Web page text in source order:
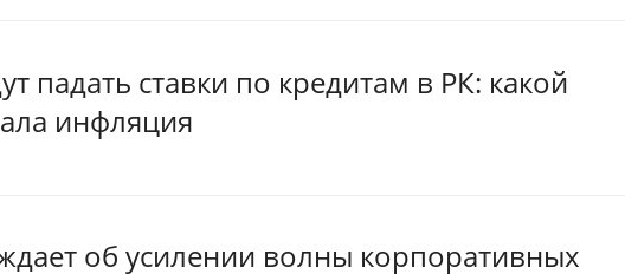
падать ставки по кредитам в РК: какой
инфляция
об усилении волны корпоративных